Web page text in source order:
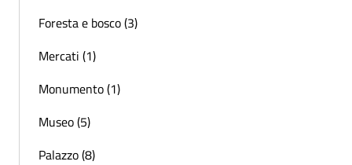
Foresta e bosco (3)
Mercati (1)
Monumento (1)
Museo (5)
Palazzo (8)